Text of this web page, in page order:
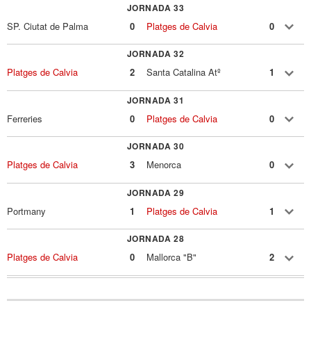
JORNADA 33
SP. Ciutat de Palma 0 Platges de Calvia 0
JORNADA 32
Platges de Calvia 2 Santa Catalina Atº 1
JORNADA 31
Ferreries 0 Platges de Calvia 0
JORNADA 30
Platges de Calvia 3 Menorca 0
JORNADA 29
Portmany 1 Platges de Calvia 1
JORNADA 28
Platges de Calvia 0 Mallorca "B" 2